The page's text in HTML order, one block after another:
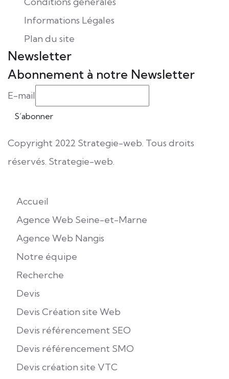
Informations Légales
Plan du site
Newsletter
Abonnement à notre Newsletter
E-mail
Copyright 2022 Strategie-web. Tous droits
réservés. Strategie-web.
Accueil
Agence Web Seine-et-Marne
Agence Web Nangis
Notre équipe
Recherche
Devis
Devis Création site Web
Devis référencement SEO
Devis référencement SMO
Devis création site VTC